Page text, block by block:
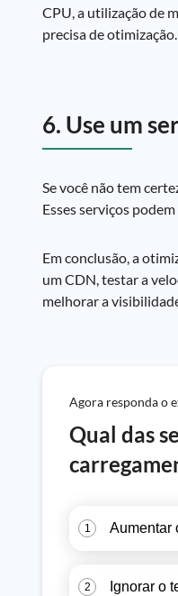
CPU, a utilização de
precisa de otimização.
6. Use um
Se você não tem
Esses serviços
Em conclusão, a
um CDN, testar a
melhorar a
Agora responda o
Qual das
1 Aumentar
2 Ignorar o